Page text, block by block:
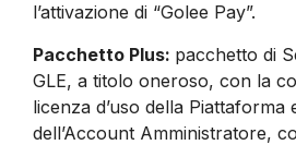
l’attivazione di “Golee Pay”.
Pacchetto Plus: pacchetto di
GLE, a titolo oneroso, con la
licenza d’uso della Piattaforma
dell’Account Amministratore,